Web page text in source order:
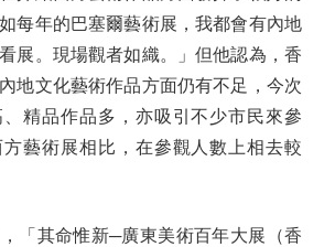
每年的巴塞爾藝術展，我都會有內地
展。現場觀者如織。」但他認為，香
地文化藝術作品方面仍有不足，今次
精品作品多，亦吸引不少市民來參
藝術展相比，在參觀人數上相去較
其命惟新─廣東美術百年大展（香